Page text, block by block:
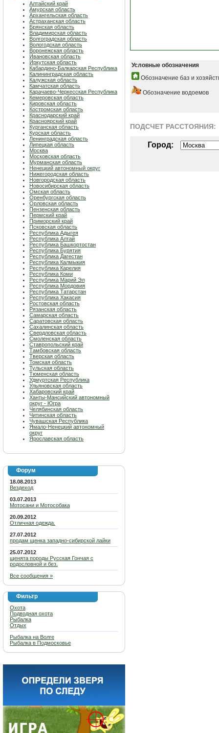
Алтайский край
Амурская область
Архангельская область
Астраханская область
Брянская область
Владимирская область
Волгоградская область
Вологодская область
Воронежская область
Ивановская область
Иркутская область
Кабардино-Балкарская Республика
Калининградская область
Калужская область
Камчатская область
Карачаево-Черкесская Республика
Кемеровская область
Кировская область
Костромская область
Краснодарский край
Красноярский край
Курганская область
Курская область
Ленинградская область
Липецкая область
Москва
Московская область
Мурманская область
Ненецкий автономный округ
Нижегородская область
Новгородская область
Новосибирская область
Омская область
Оренбургская область
Орловская область
Пензенская область
Пермский край
Приморский край
Псковская область
Республика Адыгея
Республика Алтай
Республика Башкортостан
Республика Бурятия
Республика Дагестан
Республика Калмыкия
Республика Карелия
Республика Коми
Республика Марий Эл
Республика Мордовия
Республика Татарстан
Республика Хакасия
Ростовская область
Рязанская область
Самарская область
Саратовская область
Сахалинская область
Свердловская область
Смоленская область
Ставропольский край
Тамбовская область
Тверская область
Томская область
Тульская область
Тюменская область
Удмуртская Республика
Ульяновская область
Хабаровский край
Ханты-Мансийский автономный
округ - Югра
Челябинская область
Читинская область
Чувашская Республика
Ямало-Ненецкий автономный
округ
Ярославская область
Форум
18.08.2013
Вездеход
03.07.2013
Мотосани и Мотособака
20.09.2012
Отличная одежда.
27.07.2012
продам щенка западно-сибирской лайки
25.07.2012
щенята породы Русская Гончая с
родословной и без.
Все сообщения »
Фильтр
Охота
Подводная охота
Рыбалка
Отдых
Рыбалка на Волге
Рыбалка в Подмосковье
Условные обозначения
Обозначение баз и
Обозначение водоемов
ПОДСЧЕТ РАСCТОЯНИЯ:
Город: